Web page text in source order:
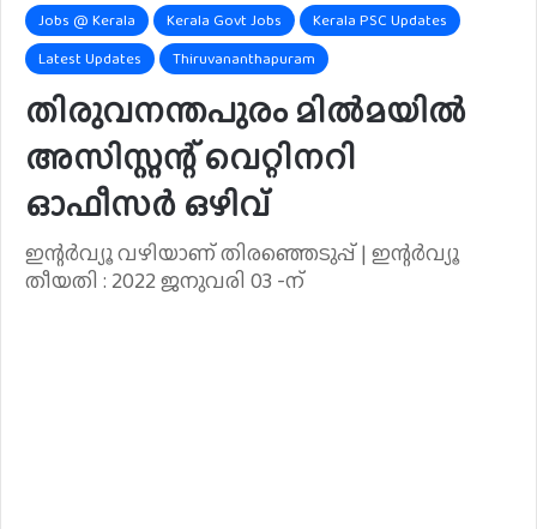
Jobs @ Kerala
Kerala Govt Jobs
Kerala PSC Updates
Latest Updates
Thiruvananthapuram
തിരുവനന്തപുരം മിൽമയിൽ
അസിസ്റ്റന്റ് വെറ്റിനറി
ഓഫീസർ ഒഴിവ്
ഇന്റർവ്യൂ വഴിയാണ് തിരഞ്ഞെടുപ്പ് | ഇന്റർവ്യൂ
തീയതി : 2022 ജനുവരി 03 -ന്